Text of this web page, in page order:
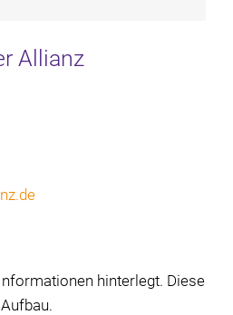
Allianz
hinterlegt. Diese